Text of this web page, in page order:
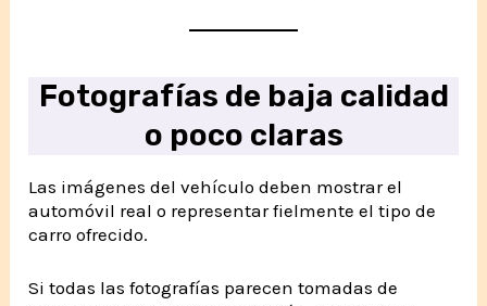
Fotografías de baja calidad
o poco claras
Las imágenes del vehículo deben mostrar el
automóvil real o representar fielmente el tipo de
carro ofrecido.
Si todas las fotografías parecen tomadas de